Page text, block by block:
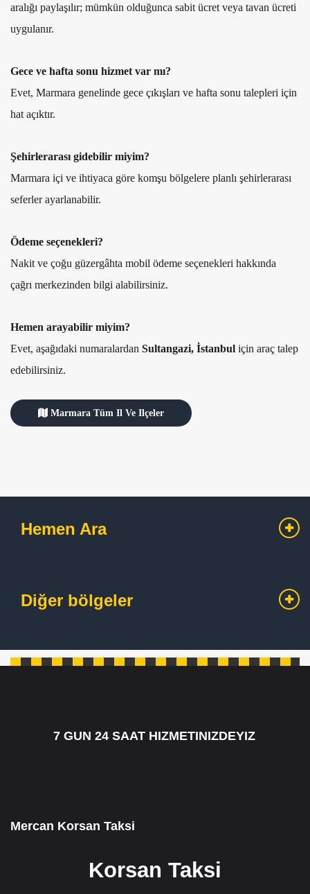
aralığı paylaşılır; mümkün olduğunca sabit ücret veya tavan ücreti
uygulanır.
Gece ve hafta sonu hizmet var mı?
Evet, Marmara genelinde gece çıkışları ve hafta sonu talepleri için
hat açıktır.
Şehirlerarası gidebilir miyim?
Marmara içi ve ihtiyaca göre komşu bölgelere planlı şehirlerarası
seferler ayarlanabilir.
Ödeme seçenekleri?
Nakit ve çoğu güzergâhta mobil ödeme seçenekleri hakkında
çağrı merkezinden bilgi alabilirsiniz.
Hemen arayabilir miyim?
Evet, aşağıdaki numaralardan Sultangazi, İstanbul için araç talep
edebilirsiniz.
Marmara Tüm Il Ve Ilçeler
Hemen Ara
Diğer bölgeler
7 GUN 24 SAAT HIZMETINIZDEYIZ
7/24 CAGRI HATTIMIZ 05349795098
Mercan Korsan Taksi
Korsan Taksi